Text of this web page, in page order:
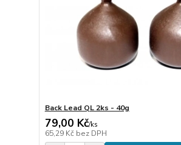
Back Lead QL 2ks - 40g
79,00 Kč/ks
65,29 Kč bez DPH